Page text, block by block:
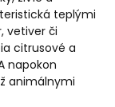
teplými
vetiver či
citrusové a
napokon
animálnymi